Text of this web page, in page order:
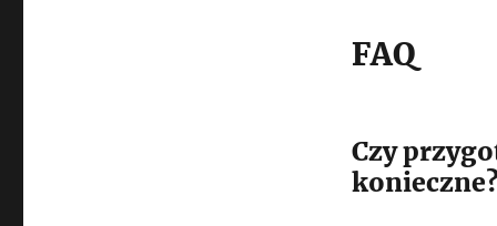
FAQ
Czy